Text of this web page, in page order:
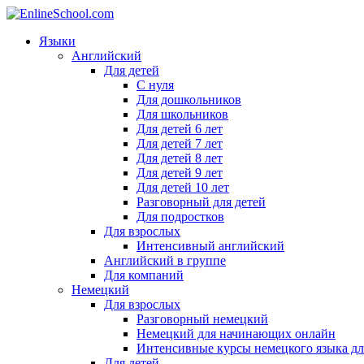
Языки
Английский
Для детей
С нуля
Для дошкольников
Для школьников
Для детей 6 лет
Для детей 7 лет
Для детей 8 лет
Для детей 9 лет
Для детей 10 лет
Разговорный для детей
Для подростков
Для взрослых
Интенсивный английский
Английский в группе
Для компаний
Немецкий
Для взрослых
Разговорный немецкий
Немецкий для начинающих онлайн
Интенсивные курсы немецкого языка